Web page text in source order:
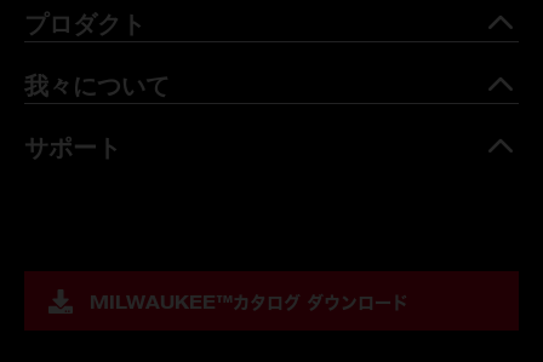
プロダクト
我々について
サポート
MILWAUKEE™カタログ ダウンロード